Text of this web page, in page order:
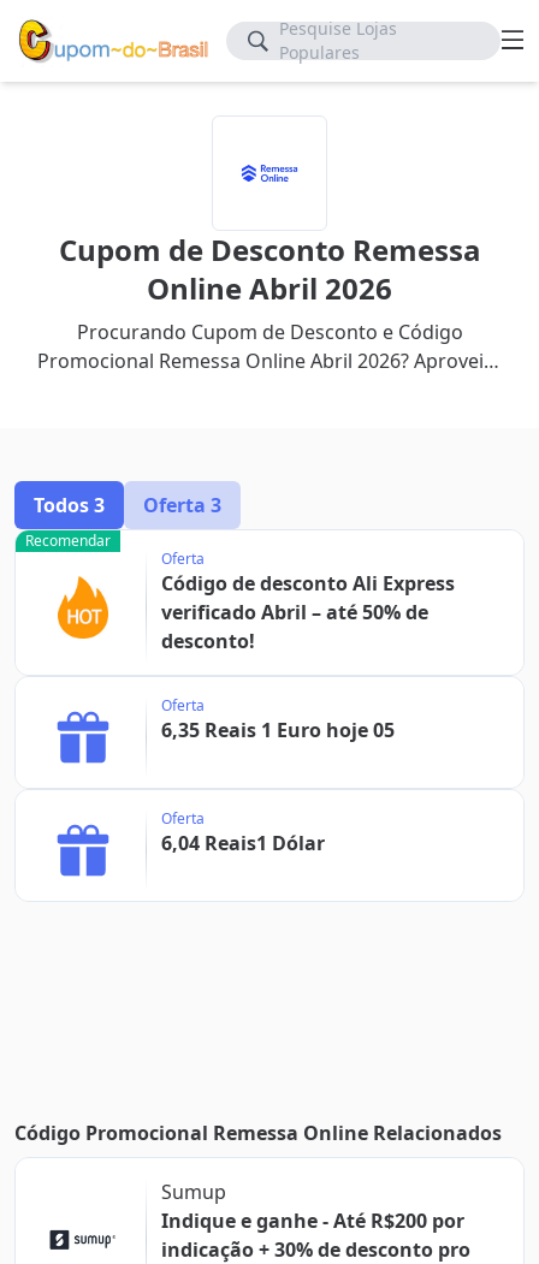
Pesquise Lojas
Populares
Cupom de Desconto Remessa
Online Abril 2026
Procurando Cupom de Desconto e Código
Promocional Remessa Online Abril 2026? Aproveite
Todos3 Oferta 3
Recomendar
Oferta
Código de desconto Ali Express
verificado Abril – até 50% de
desconto!
Oferta
6,35 Reais 1 Euro hoje 05
Oferta
6,04 Reais1 Dólar
Código Promocional Remessa Online Relacionados
Sumup
Indique e ganhe - Até R$200 por
indicação + 30% de desconto pro